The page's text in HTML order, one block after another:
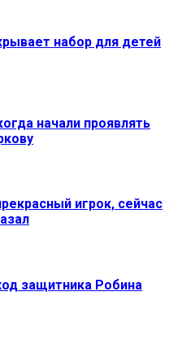
набор для детей
начали проявлять
игрок, сейчас
защитника Робина